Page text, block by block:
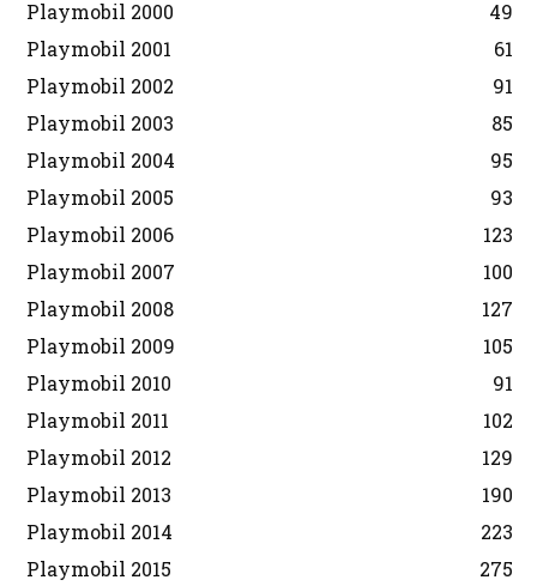
Playmobil 2000
49
Playmobil 2001
61
Playmobil 2002
91
Playmobil 2003
85
Playmobil 2004
95
Playmobil 2005
93
Playmobil 2006
123
Playmobil 2007
100
Playmobil 2008
127
Playmobil 2009
105
Playmobil 2010
91
Playmobil 2011
102
Playmobil 2012
129
Playmobil 2013
190
Playmobil 2014
223
Playmobil 2015
275